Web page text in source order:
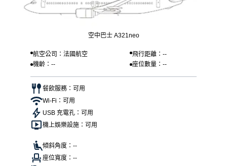
空中巴士 A321neo
航空公司：法國航空
飛行距離：--
機齡：--
座位數量：--
餐飲服務：可用
Wi-Fi：可用
USB 充電孔：可用
機上娛樂設施：可用
傾斜角度：--
座位寬度：--